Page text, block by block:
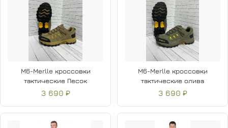
M6-Merlle кроссовки
тактические Песок
3 690 ₽
M6-Merlle кроссовки
тактические олива
3 690 ₽